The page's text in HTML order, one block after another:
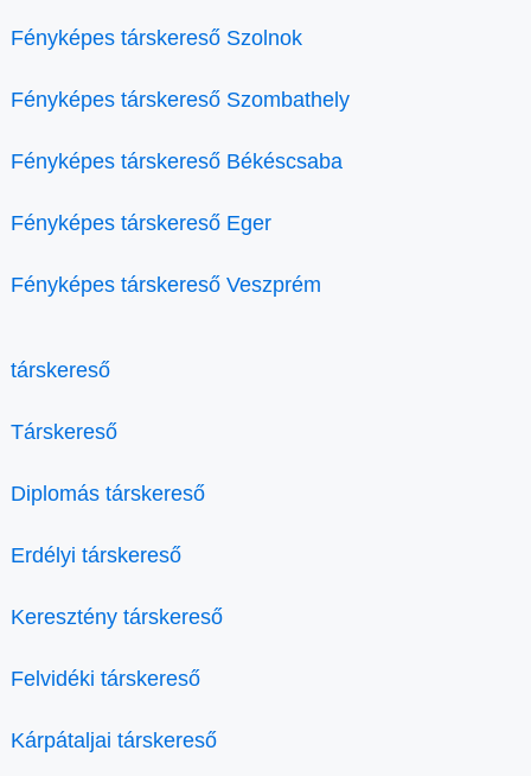
Fényképes társkereső Szolnok
Fényképes társkereső Szombathely
Fényképes társkereső Békéscsaba
Fényképes társkereső Eger
Fényképes társkereső Veszprém
társkereső
Társkereső
Diplomás társkereső
Erdélyi társkereső
Keresztény társkereső
Felvidéki társkereső
Kárpátaljai társkereső